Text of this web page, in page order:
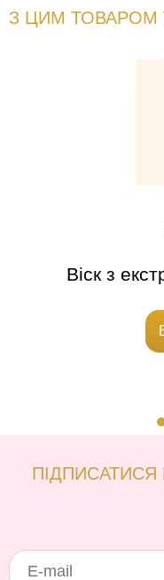
З ЦИМ ТОВАРОМ
Віск з